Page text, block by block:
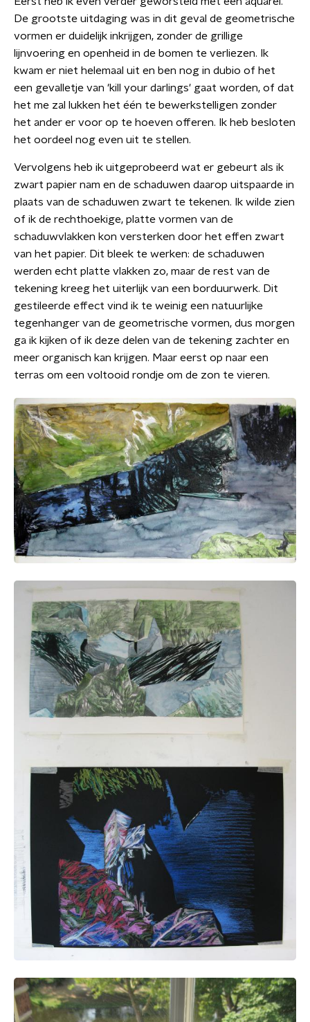
De grootste uitdaging was in dit geval de geometrische
vormen er duidelijk inkrijgen, zonder de grillige
lijnvoering en openheid in de bomen te verliezen. Ik
kwam er niet helemaal uit en ben nog in dubio of het
een gevalletje van 'kill your darlings' gaat worden, of dat
het me zal lukken het één te bewerkstelligen zonder
het ander er voor op te hoeven offeren. Ik heb besloten
het oordeel nog even uit te stellen.
Vervolgens heb ik uitgeprobeerd wat er gebeurt als ik
zwart papier nam en de schaduwen daarop uitspaarde in
plaats van de schaduwen zwart te tekenen. Ik wilde zien
of ik de rechthoekige, platte vormen van de
schaduwvlakken kon versterken door het effen zwart
van het papier. Dit bleek te werken: de schaduwen
werden echt platte vlakken zo, maar de rest van de
tekening kreeg het uiterlijk van een borduurwerk. Dit
gestileerde effect vind ik te weinig een natuurlijke
tegenhanger van de geometrische vormen, dus morgen
ga ik kijken of ik deze delen van de tekening zachter en
meer organisch kan krijgen. Maar eerst op naar een
terras om een voltooid rondje om de zon te vieren.